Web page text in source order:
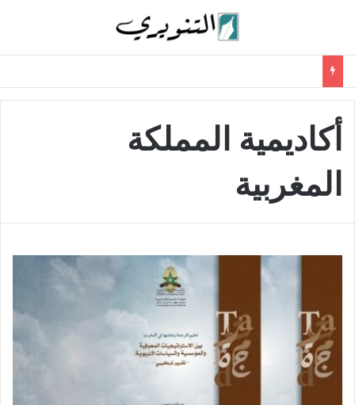
أكاديمية المملكة
المغربية